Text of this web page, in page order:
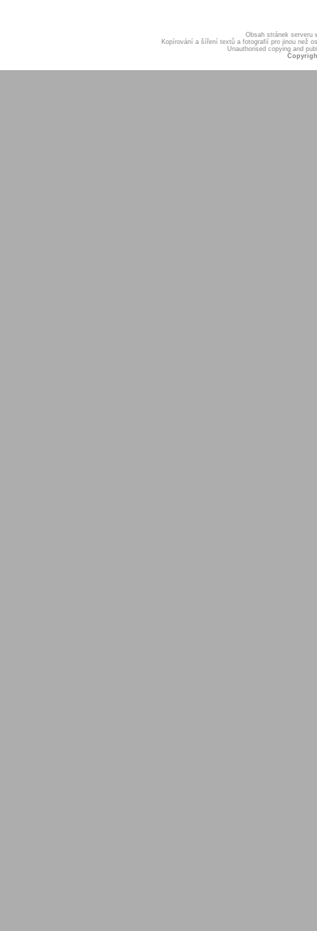
Obsah stránek serveru
Kopírování a šíření textů a fotografií pro jinou než
Unauthorised copying and